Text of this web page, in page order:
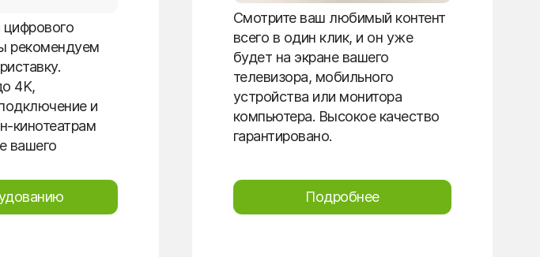
рекомендуем
4K,
и
кинотеатрам
вашего
Смотрите ваш любимый контент
всего в один клик, и он уже
будет на экране вашего
телевизора, мобильного
устройства или монитора
компьютера. Высокое качество
гарантировано.
Подробнее